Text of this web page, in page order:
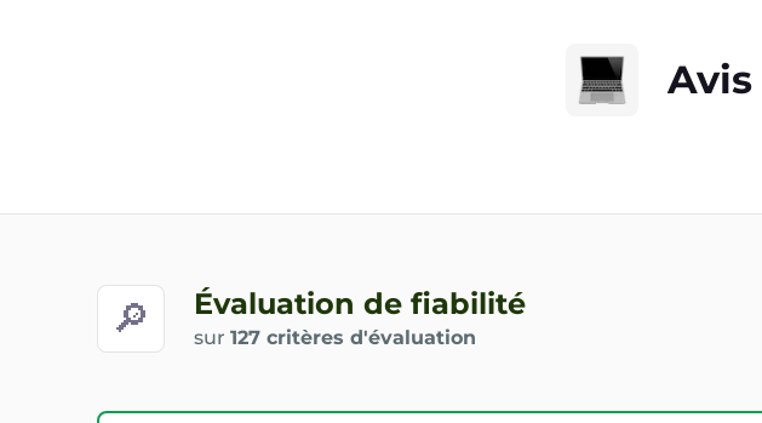
Avis
🔎 Évaluation de fiabilité
sur 127 critères d'évaluation